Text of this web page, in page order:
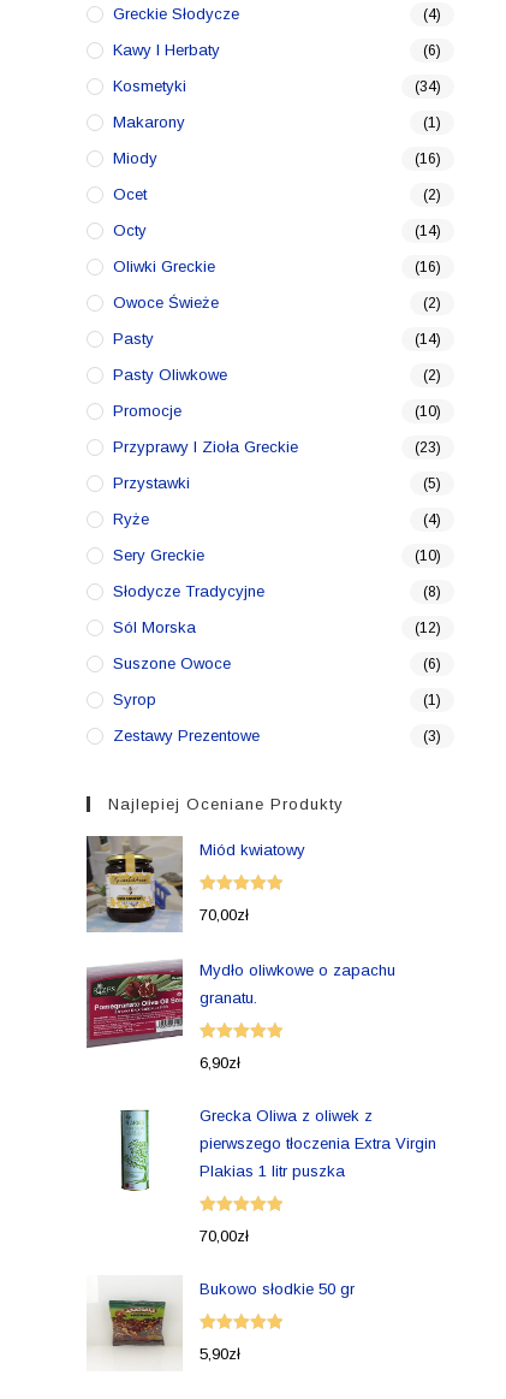
Greckie Słodycze (4)
Kawy I Herbaty (6)
Kosmetyki (34)
Makarony (1)
Miody (16)
Ocet (2)
Octy (14)
Oliwki Greckie (16)
Owoce Świeże (2)
Pasty (14)
Pasty Oliwkowe (2)
Promocje (10)
Przyprawy I Zioła Greckie (23)
Przystawki (5)
Ryże (4)
Sery Greckie (10)
Słodycze Tradycyjne (8)
Sól Morska (12)
Suszone Owoce (6)
Syrop (1)
Zestawy Prezentowe (3)
Najlepiej Oceniane Produkty
Miód kwiatowy
Oceniono
70,00zł
Mydło oliwkowe o zapachu
granatu.
Oceniono
6,90zł
Grecka Oliwa z oliwek z
pierwszego tłoczenia Extra Virgin
Plakias 1 litr puszka
Oceniono
70,00zł
Bukowo słodkie 50 gr
Oceniono
5,90zł